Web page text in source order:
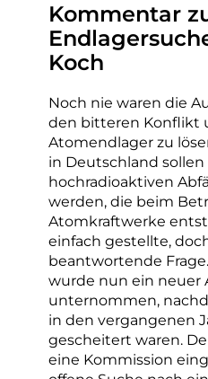
Kommentar
Koch
Noch nie waren die
den bitteren Konflikt
Atomendlager zu
in Deutschland sollen
hochradioaktiven
werden, die beim
Atomkraftwerke
einfach gestellte,
beantwortende
wurde nun ein neuer
unternommen,
in den vergangenen
gescheitert waren.
eine Kommission